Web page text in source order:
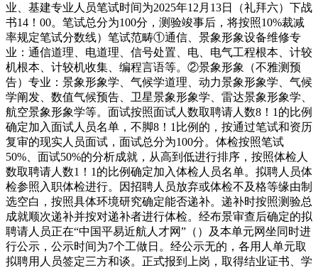
业、基建专业人员笔试时间为2025年12月13日（礼拜六）下战
书14！00。笔试总分为100分，测验竣事后，将按照10%裁减
率规定笔试分数线）笔试范畴①通信、景象形象设备维修专
业：通信道理、电道理、信号处置、电、电气工程根本、计较
机根本、计较机收集、编程言语等。②景象形象（不雅测预
告）专业：景象形象学、气候学道理、动力景象形象学、气候
学阐发、数值气候预告、卫星景象形象学、雷达景象形象学、
航空景象形象学等。面试按照面试人数取聘请人数8！1的比例
确定加入面试人员名单，不脚8！1比例的，按通过笔试和资历
复审的现实人员面试，面试总分为100分。体检按照笔试
50%、面试50%的分析成就，从高到低进行排序，按照体检人
数取聘请人数1！1的比例确定加入体检人员名单。拟聘人员体
检参照入职体检进行。因招聘人员放弃或体检不及格等缘由制
选空白，按照具体环境研究确定能否递补。递补时按照测验总
成就顺次递补并按对递补者进行体检。经布景审查后确定的拟
聘请人员正在“中国平易近航人才网”（）及本单元网坐同时进
行公示，公示时间为7个工做日。经公示无的，各用人单元取
拟聘用人员签定三方和谈。正式报到上岗，取得结业证书、学